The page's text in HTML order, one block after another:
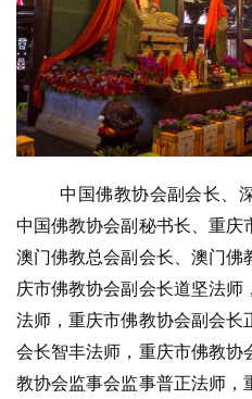
中国佛教协会副会长、
中国佛教协会副秘书长、重庆
澳门佛教总会副会长、澳门佛
庆市佛教协会副会长道坚法师
法师，重庆市佛教协会副会长
会长智丰法师，重庆市佛教协
教协会监事会监事普正法师，